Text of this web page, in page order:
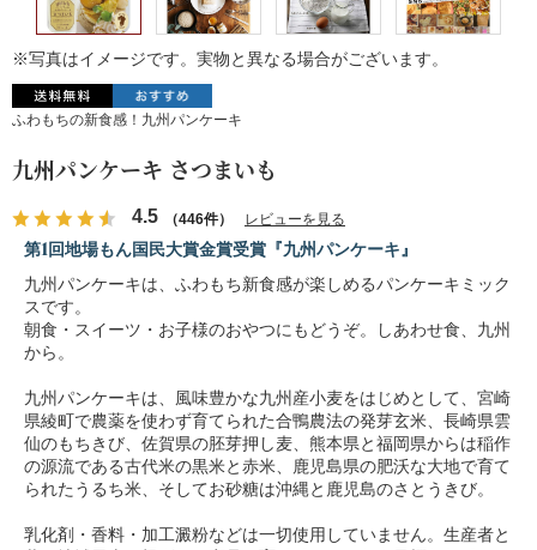
※写真はイメージです。実物と異なる場合がございます。
ふわもちの新食感！九州パンケーキ
九州パンケーキ さつまいも
4.5 （446件） レビューを見る
第1回地場もん国民大賞金賞受賞『九州パンケーキ』
九州パンケーキは、ふわもち新食感が楽しめるパンケーキミック
スです。
朝食・スイーツ・お子様のおやつにもどうぞ。しあわせ食、九州
から。
九州パンケーキは、風味豊かな九州産小麦をはじめとして、宮崎
県綾町で農薬を使わず育てられた合鴨農法の発芽玄米、長崎県雲
仙のもちきび、佐賀県の胚芽押し麦、熊本県と福岡県からは稲作
の源流である古代米の黒米と赤米、鹿児島県の肥沃な大地で育て
られたうるち米、そしてお砂糖は沖縄と鹿児島のさとうきび。
乳化剤・香料・加工澱粉などは一切使用していません。生産者と